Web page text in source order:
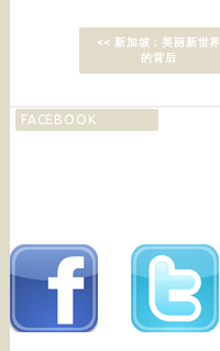
<< 新加坡：美丽新世界
的背后
FACEBOOK